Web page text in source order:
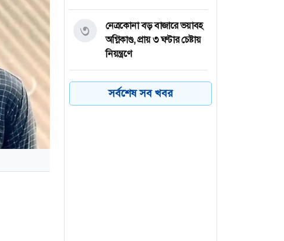
নেত্রকোনা বড় বাজারে ভয়াবহ
অগ্নিকাণ্ড, প্রায় ৩ ঘণ্টার চেষ্টায়
নিয়ন্ত্রণে
৩
কয়েক ডজন
অভিবাসনপ্রত্যাশীকে উদ্ধার
সর্বশেষ সব খবর